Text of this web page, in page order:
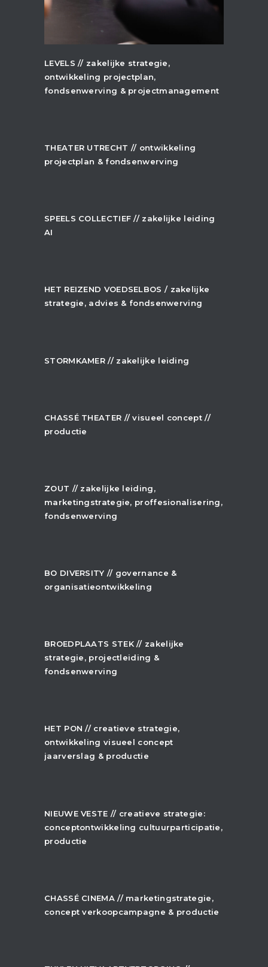
LEVELS // zakelijke strategie,
ontwikkeling projectplan,
fondsenwerving & projectmanagement
+
THEATER UTRECHT // ontwikkeling
projectplan & fondsenwerving
+
SPEELS COLLECTIEF // zakelijke leiding
AI
+
HET REIZEND VOEDSELBOS / zakelijke
strategie, advies & fondsenwerving
+
STORMKAMER // zakelijke leiding
+
CHASSÉ THEATER // visueel concept //
productie
+
ZOUT // zakelijke leiding,
marketingstrategie, proffesionalisering,
fondsenwerving
+
BO DIVERSITY // governance &
organisatieontwikkeling
+
BROEDPLAATS STEK // zakelijke
strategie, projectleiding &
fondsenwerving
+
HET PON // creatieve strategie,
ontwikkeling visueel concept
jaarverslag & productie
+
NIEUWE VESTE // creatieve strategie:
conceptontwikkeling cultuurparticipatie,
productie
+
CHASSÉ CINEMA // marketingstrategie,
concept verkoopcampagne & productie